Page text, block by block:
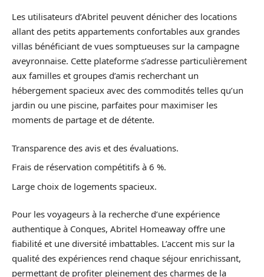
Les utilisateurs d’Abritel peuvent dénicher des locations
allant des petits appartements confortables aux grandes
villas bénéficiant de vues somptueuses sur la campagne
aveyronnaise. Cette plateforme s’adresse particulièrement
aux familles et groupes d’amis recherchant un
hébergement spacieux avec des commodités telles qu’un
jardin ou une piscine, parfaites pour maximiser les
moments de partage et de détente.
Transparence des avis et des évaluations.
Frais de réservation compétitifs à 6 %.
Large choix de logements spacieux.
Pour les voyageurs à la recherche d’une expérience
authentique à Conques, Abritel Homeaway offre une
fiabilité et une diversité imbattables. L’accent mis sur la
qualité des expériences rend chaque séjour enrichissant,
permettant de profiter pleinement des charmes de la